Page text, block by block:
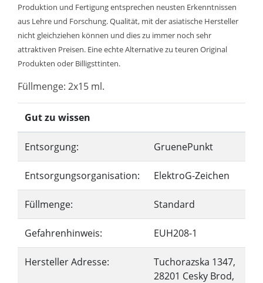
Produktion und Fertigung entsprechen neusten Erkenntnissen
aus Lehre und Forschung. Qualität, mit der asiatische Hersteller
nicht gleichziehen können und dies zu immer noch sehr
attraktiven Preisen. Eine echte Alternative zu teuren Original
Produkten oder Billigsttinten.
Füllmenge: 2x15 ml.
Gut zu wissen
Entsorgung: GruenePunkt
Entsorgungsorganisation: ElektroG-Zeichen
Füllmenge: Standard
Gefahrenhinweis: EUH208-1
Hersteller Adresse:
Tuchorazska 1347,
28201 Cesky Brod,